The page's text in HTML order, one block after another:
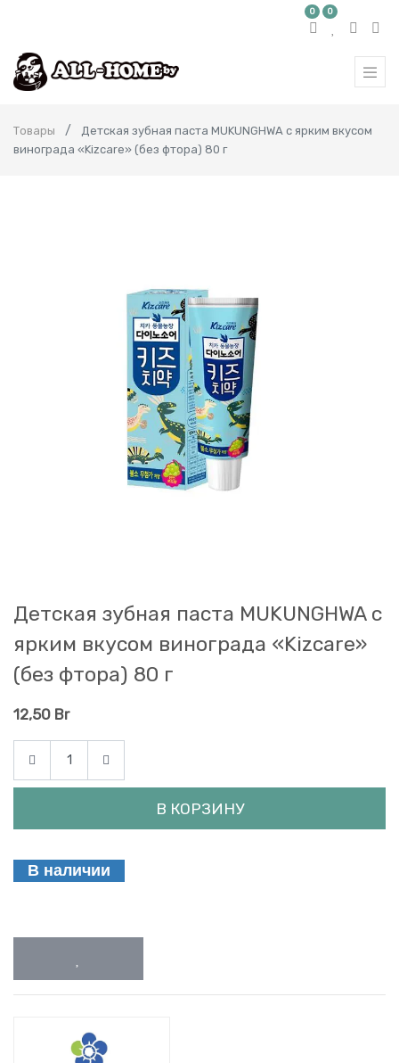
0 0
Товары
Детская зубная паста MUKUNGHWA с ярким вкусом
винограда «Kizcare» (без фтора) 80 г
Детская зубная паста MUKUNGHWA с
ярким вкусом винограда «Kizcare»
(без фтора) 80 г
12,50 Br
В КОРЗИНУ
В наличии